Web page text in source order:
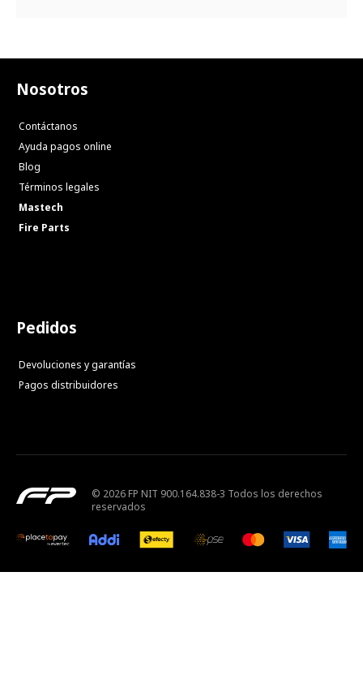
Nosotros
Contáctanos
Ayuda pagos online
Blog
Términos legales
Mastech
Fire Parts
Pedidos
Devoluciones y garantías
Pagos distribuidores
© 2026 FP NIT 900.164.838-3 Todos los derechos
reservados